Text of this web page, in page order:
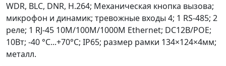
WDR, BLC, DNR, H.264; Механическая кнопка вызова;
микрофон и динамик; тревожные входы 4; 1 RS-485; 2
реле; 1 RJ-45 10M/100M/1000M Ethernet; DC12В/POE;
10Вт; -40 °C...+70°C; IP65; размер рамки 134×124×4мм;
металл.